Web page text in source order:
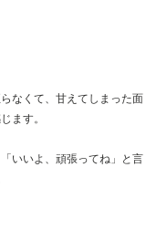
なくて、甘えてしまった面
ます。
いいよ、頑張ってね」と言